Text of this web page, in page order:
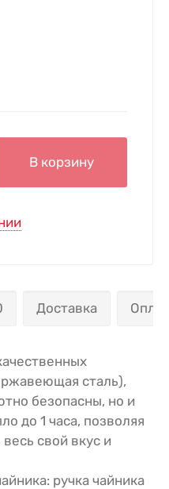
В корзину
Доставка
сталь),
безопасны, но и
до 1 часа, позволяя
свой вкус и
ручка чайника